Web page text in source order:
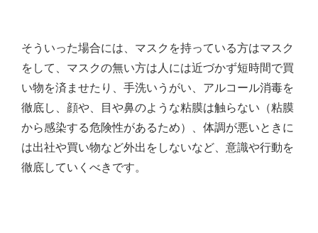
そういった場合には、マスクを持っている方はマスク
をして、マスクの無い方は人には近づかず短時間で買
い物を済ませたり、手洗いうがい、アルコール消毒を
徹底し、顔や、目や鼻のような粘膜は触らない（粘膜
から感染する危険性があるため）、体調が悪いときに
は出社や買い物など外出をしないなど、意識や行動を
徹底していくべきです。